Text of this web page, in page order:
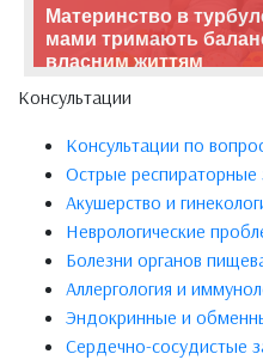
Материнство в
мами тримають
власним життям
Консультации
Консультации по
Острые респираторные
Акушерство и
Неврологические
Болезни органов
Аллергология и
Эндокринные и
Сердечно-сосудистые